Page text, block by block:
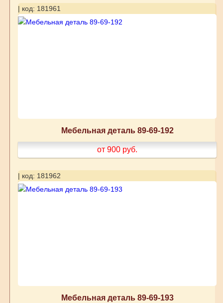
| код: 181961
Мебельная деталь 89-69-192
от 900 руб.
| код: 181962
Мебельная деталь 89-69-193